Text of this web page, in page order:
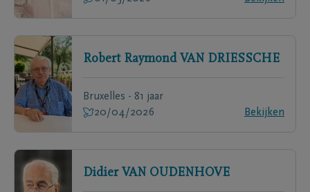
Robert Raymond VAN DRIESSCHE
Bruxelles - 81 jaar
20/04/2026
Bekijken
Didier VAN OUDENHOVE